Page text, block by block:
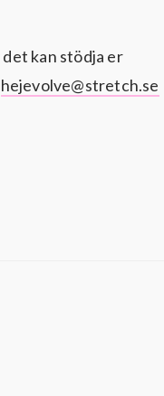
kan stödja er
hejevolve@stretch.se